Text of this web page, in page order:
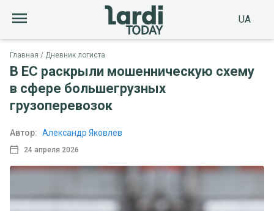
UA
Главная Дневник логиста
В ЕС раскрыли мошенническую схему
в сфере большегрузных
грузоперевозок
24 апреля 2026
Автор: Александр Яковлев